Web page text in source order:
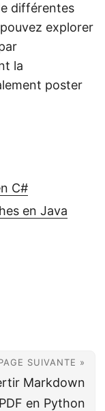
différentes
explorer
la
poster
C#
en Java
SUIVANTE »
Markdown
en Python